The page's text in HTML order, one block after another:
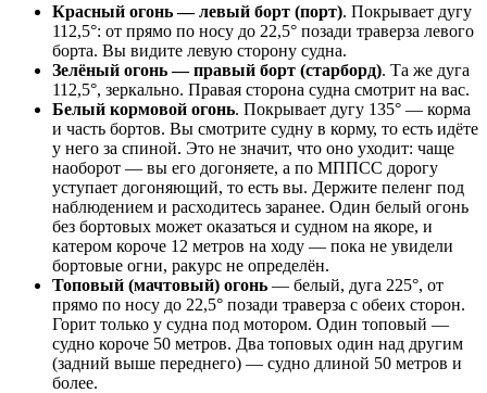
Красный огонь — левый борт (порт). Покрывает дугу
112,5°: от прямо по носу до 22,5° позади траверза левого
борта. Вы видите левую сторону судна.
Зелёный огонь — правый борт (старборд). Та же дуга
112,5°, зеркально. Правая сторона судна смотрит на вас.
Белый кормовой огонь. Покрывает дугу 135° — корма
и часть бортов. Вы смотрите судну в корму, то есть идёте
у него за спиной. Это не значит, что оно уходит: чаще
наоборот — вы его догоняете, а по МППСС дорогу
уступает догоняющий, то есть вы. Держите пеленг под
наблюдением и расходитесь заранее. Один белый огонь
без бортовых может оказаться и судном на якоре, и
катером короче 12 метров на ходу — пока не увидели
бортовые огни, ракурс не определён.
Топовый (мачтовый) огонь — белый, дуга 225°, от
прямо по носу до 22,5° позади траверза с обеих сторон.
Горит только у судна под мотором. Один топовый —
судно короче 50 метров. Два топовых один над другим
(задний выше переднего) — судно длиной 50 метров и
более.